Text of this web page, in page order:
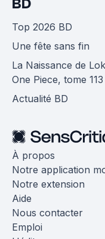
BD
Top 2026 BD
Une fête sans fin
La Naissance de
One Piece, tome 113
Actualité BD
À propos
Notre application
Notre extension
Aide
Nous contacter
Emploi